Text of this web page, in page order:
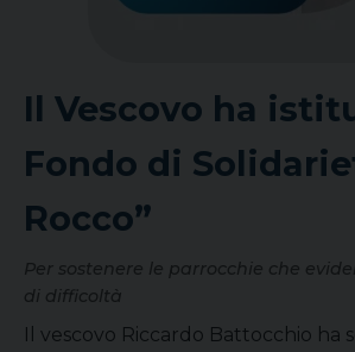
Il Vescovo ha
Fondo di
Rocco”
Per sostenere le parrocchie che
di difficoltà
Il vescovo Riccardo Battocchio ha